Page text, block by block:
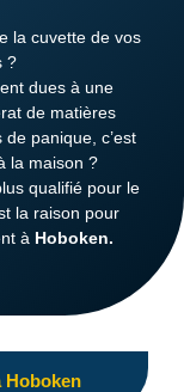
la cuvette de vos
?
dues à une
de matières
panique, c’est
la maison ?
qualifié pour le
la raison pour
à Hoboken.
Hoboken